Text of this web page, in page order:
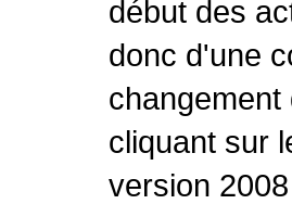
début des
donc d'une
cliquant sur
version